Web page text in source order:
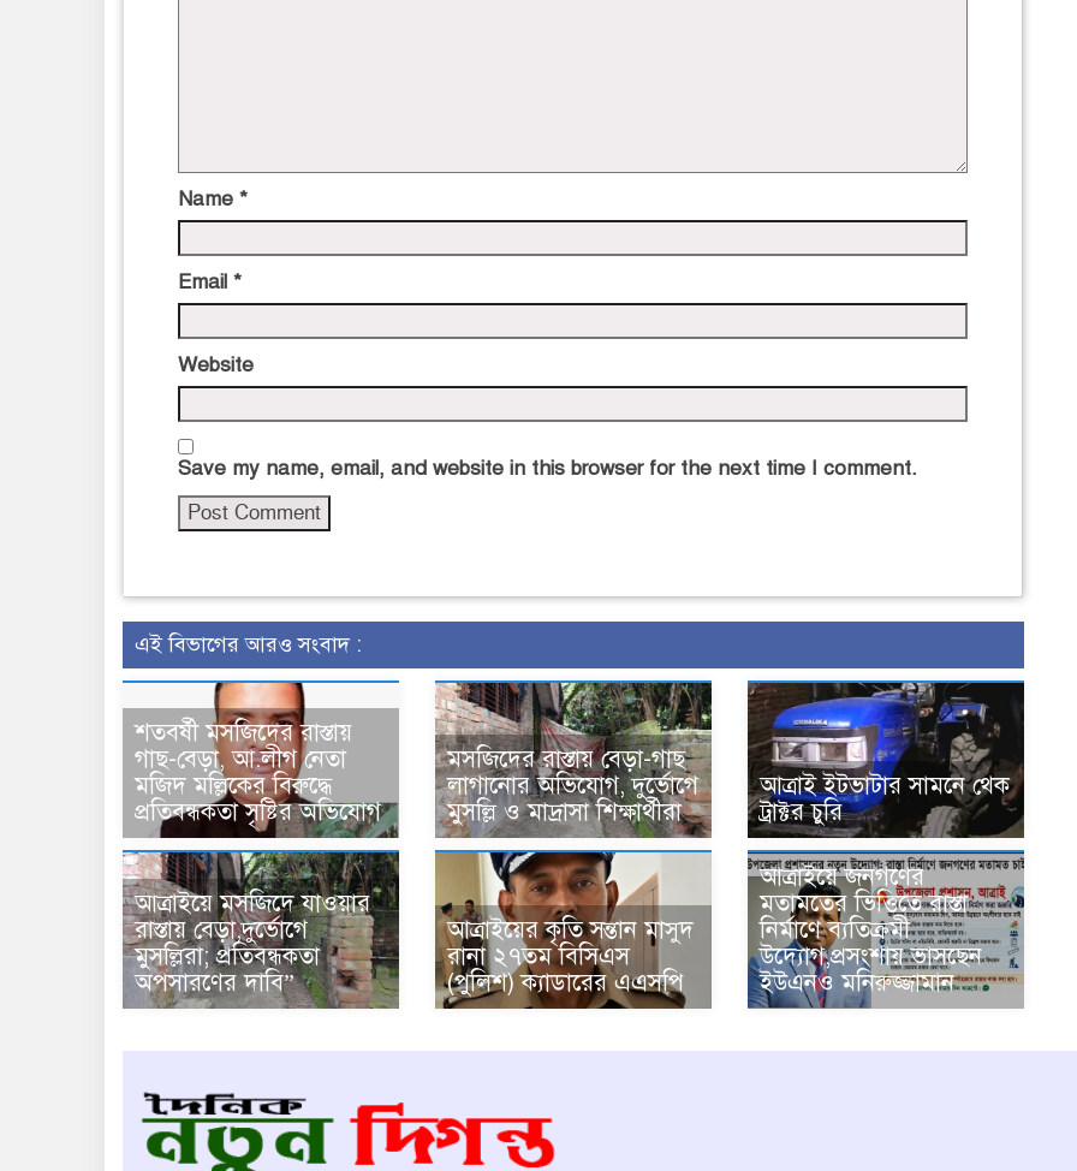
Name *
Email *
Website
Save my name, email, and website in this browser for the next time I comment.
এই বিভাগের আরও সংবাদ :
শতবর্ষী মসজিদের রাস্তায়
গাছ-বেড়া, আ.লীগ নেতা
মজিদ মল্লিকের বিরুদ্ধে
প্রতিবন্ধকতা সৃষ্টির অভিযোগ
মসজিদের রাস্তায় বেড়া-গাছ
লাগানোর অভিযোগ, দুর্ভোগে
মুসল্লি ও মাদ্রাসা শিক্ষার্থীরা
আত্রাই ইটভাটার সামনে থেক
ট্রাক্টর চুরি
আত্রাইয়ে মসজিদে যাওয়ার
রাস্তায় বেড়া,দুর্ভোগে
মুসল্লিরা; প্রতিবন্ধকতা
অপসারণের দাবি”
আত্রাইয়ের কৃতি সন্তান মাসুদ
রানা ২৭তম বিসিএস
(পুলিশ) ক্যাডারের এএসপি
আত্রাইয়ে জনগণের
মতামতের ভিত্তিতে রাস্তা
নির্মাণে ব্যতিক্রমী
উদ্যোগ,প্রসংশায় ভাসছেন
ইউএনও মনিরুজ্জামান